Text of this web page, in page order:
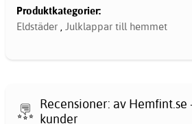
Produktkategorier:
Eldstäder , Julklappar till hemmet
Recensioner: av Hemfint.se
kunder